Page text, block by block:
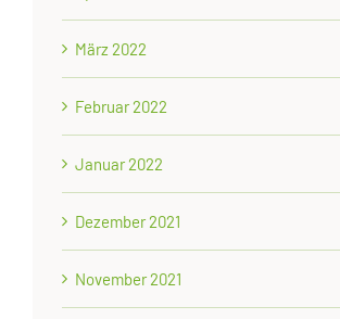
März 2022
Februar 2022
Januar 2022
Dezember 2021
November 2021